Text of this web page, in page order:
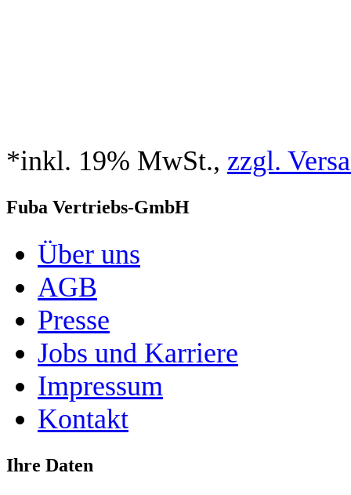
*inkl. 19% MwSt., zzgl.
Fuba Vertriebs-GmbH
Über uns
AGB
Presse
Jobs und Karriere
Impressum
Kontakt
Ihre Daten